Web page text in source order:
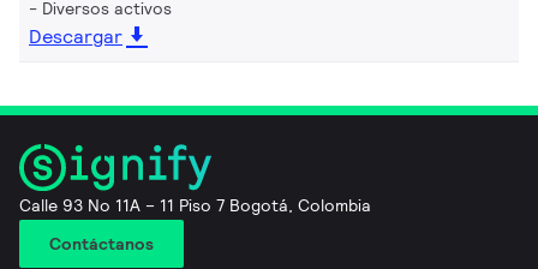
Diversos activos
Descargar
Calle 93 No 11A – 11 Piso 7 Bogotá, Colombia
Contáctanos